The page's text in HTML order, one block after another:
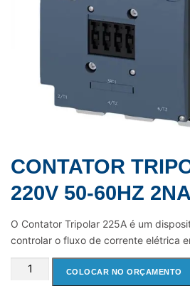
CONTATOR
220V 50-60HZ
O Contator Tripolar 225A é um
controlar o fluxo de corrente elétrica
CONTATOR
COLOCAR NO ORÇAMENTO